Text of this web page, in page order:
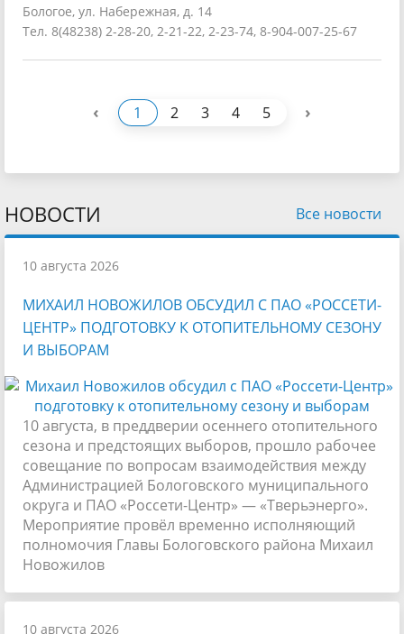
Бологое, ул. Набережная, д. 14
Тел. 8(48238) 2-28-20, 2-21-22, 2-23-74, 8-904-007-25-67
‹ 1 2 3 4 5 ›
НОВОСТИ Все новости
10 августа 2026
МИХАИЛ НОВОЖИЛОВ ОБСУДИЛ С ПАО «РОССЕТИ-
ЦЕНТР» ПОДГОТОВКУ К ОТОПИТЕЛЬНОМУ СЕЗОНУ
И ВЫБОРАМ
10 августа, в преддверии осеннего отопительного
сезона и предстоящих выборов, прошло рабочее
совещание по вопросам взаимодействия между
Администрацией Бологовского муниципального
округа и ПАО «Россети-Центр» — «Тверьэнерго».
Мероприятие провёл временно исполняющий
полномочия Главы Бологовского района Михаил
Новожилов
10 августа 2026